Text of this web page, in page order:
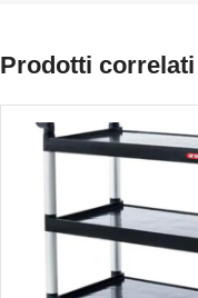
Prodotti correlati